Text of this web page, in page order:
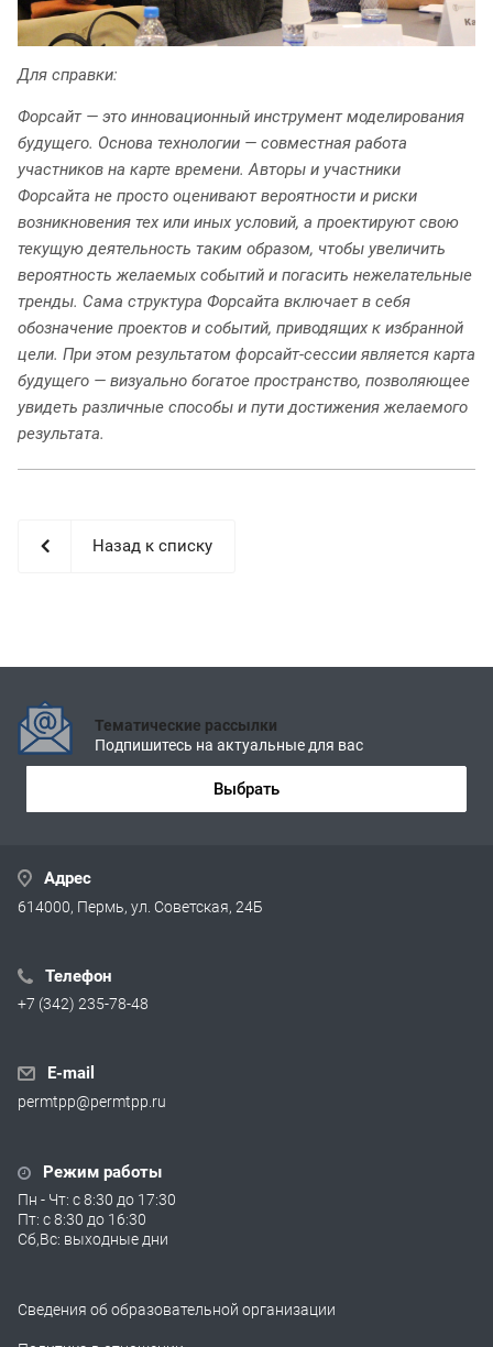
Для справки:
Форсайт — это инновационный инструмент моделирования
будущего. Основа технологии — совместная работа
участников на карте времени. Авторы и участники
Форсайта не просто оценивают вероятности и риски
возникновения тех или иных условий, а проектируют свою
текущую деятельность таким образом, чтобы увеличить
вероятность желаемых событий и погасить нежелательные
тренды. Сама структура Форсайта включает в себя
обозначение проектов и событий, приводящих к избранной
цели. При этом результатом форсайт-сессии является карта
будущего — визуально богатое пространство, позволяющее
увидеть различные способы и пути достижения желаемого
результата.
Назад к списку
Тематические рассылки
Подпишитесь на актуальные для вас
Выбрать
Адрес
614000, Пермь, ул. Советская, 24Б
Телефон
+7 (342) 235-78-48
E-mail
permtpp@permtpp.ru
Режим работы
Пн - Чт: с 8:30 до 17:30
Пт: с 8:30 до 16:30
Сб,Вс: выходные дни
Сведения об образовательной организации